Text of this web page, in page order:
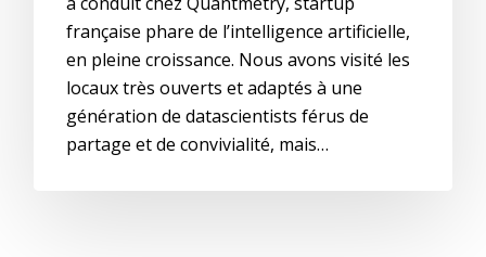
française phare de l’intelligence artificielle,
en pleine croissance. Nous avons visité les
locaux très ouverts et adaptés à une
génération de datascientists férus de
partage et de convivialité, mais…